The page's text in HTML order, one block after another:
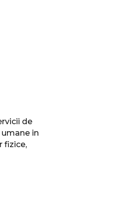
de
in
fizice,